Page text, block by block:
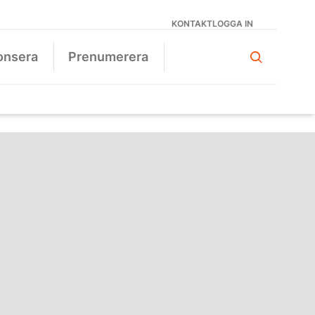
KONTAKTLOGGA IN
Prenumerera